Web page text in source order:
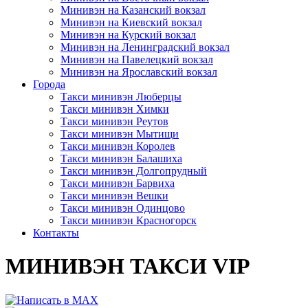
Минивэн на Казанский вокзал
Минивэн на Киевский вокзал
Минивэн на Курский вокзал
Минивэн на Ленинградский вокзал
Минивэн на Павелецкий вокзал
Минивэн на Ярославский вокзал
Города
Такси минивэн Люберцы
Такси минивэн Химки
Такси минивэн Реутов
Такси минивэн Мытищи
Такси минивэн Королев
Такси минивэн Балашиха
Такси минивэн Долгопрудный
Такси минивэн Барвиха
Такси минивэн Вешки
Такси минивэн Одинцово
Такси минивэн Красногорск
Контакты
МИНИВЭН ТАКСИ VIP